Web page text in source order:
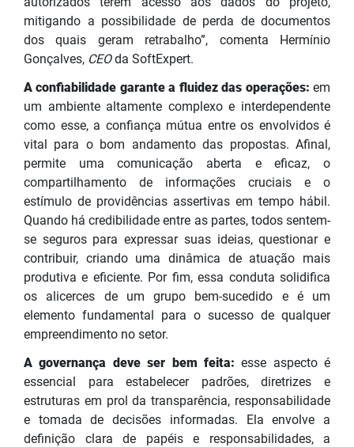
mitigando a possibilidade de perda de documentos
dos quais geram retrabalho”, comenta Hermínio
Gonçalves, CEOda SoftExpert.
A confiabilidade garante a fluidez das operações: em
um ambiente altamente complexo e interdependente
como esse, a confiança mútua entre os envolvidos é
vital para o bom andamento das propostas. Afinal,
permite uma comunicação aberta e eficaz, o
compartilhamento de informações cruciais e o
estímulo de providências assertivas em tempo hábil.
Quando há credibilidade entre as partes, todos sentem-
se seguros para expressar suas ideias, questionar e
contribuir, criando uma dinâmica de atuação mais
produtiva e eficiente. Por fim, essa conduta solidifica
os alicerces de um grupo bem-sucedido e é um
elemento fundamental para o sucesso de qualquer
empreendimento no setor.
A governança deve ser bem feita:esse aspecto é
essencial para estabelecer padrões, diretrizes e
estruturas em prol da transparência, responsabilidade
e tomada de decisões informadas. Ela envolve a
definição clara de papéis e responsabilidades, a